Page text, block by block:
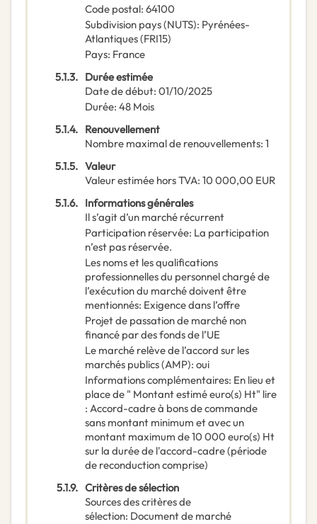
Code postal: 64100
Subdivision pays (NUTS): Pyrénées-
Atlantiques(FRI15)
Pays: France
5.1.3. Durée estimée
Date de début: 01/10/2025
Durée: 48 Mois
5.1.4. Renouvellement
Nombre maximal de renouvellements: 1
5.1.5. Valeur
Valeur estimée hors TVA: 10 000,00 EUR
5.1.6. Informations générales
Il s’agit d’un marché récurrent
Participation réservée: La participation
n’est pas réservée.
Les noms et les qualifications
professionnelles du personnel chargé de
l’exécution du marché doivent être
mentionnés: Exigence dans l’offre
Projet de passation de marché non
financé par des fonds de l’UE
Le marché relève de l’accord sur les
marchés publics (AMP): oui
Informations complémentaires: En lieu et
place de " Montant estimé euro(s) Ht" lire
: Accord-cadre à bons de commande
sans montant minimum et avec un
montant maximum de 10 000 euro(s) Ht
sur la durée de l'accord-cadre (période
de reconduction comprise)
5.1.9. Critères de sélection
Sources des critères de
sélection: Document de marché